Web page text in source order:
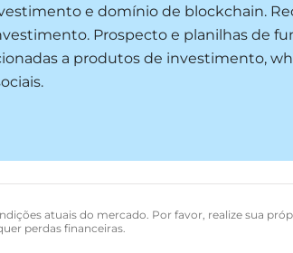
e domínio de blockchain.
Prospecto e planilhas de
a produtos de investimento,
atuais do mercado. Por favor, realize sua
perdas financeiras.